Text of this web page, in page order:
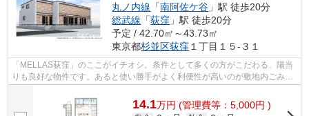
丸ノ内線 「南阿佐ケ谷 」駅 徒歩20分
総武線 「荻窪 」駅 徒歩20分
予定 / 42.70㎡～43.73㎡
東京都杉並区荻窪 １丁目１５-３１
「MELLAS荻窪」のここがイチオシ。条件として多くの方がこだわる、陽当
りも良好な物件です。あると使い勝手がよく利便性が高いのが敷地内ごみ置
き場です。こちらの物件はアパートです...
14.1万円 (管理費等：5,000円 )